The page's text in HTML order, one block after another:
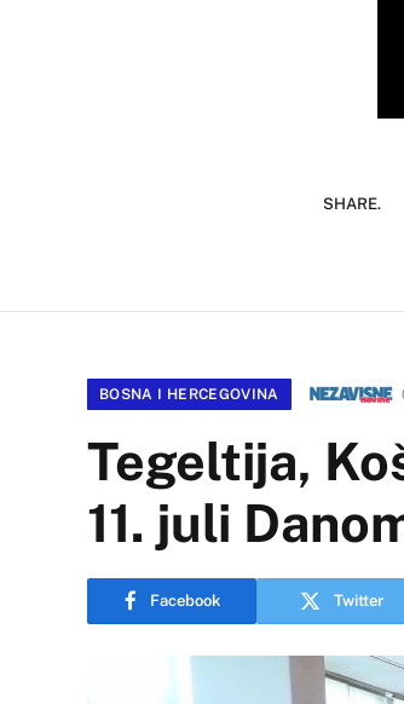
SHARE.
BOSNA I HERCEGOVINA
Tegeltija,
11. juli
Facebook Twitter